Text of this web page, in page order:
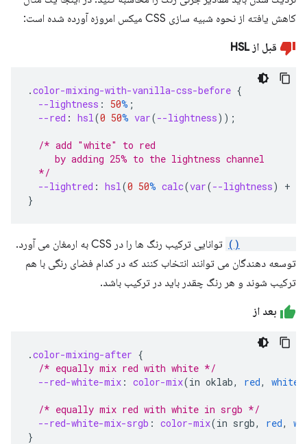
کاهش یافته از نحوه شبیه سازی CSS میکس امروزه آورده شده است:
قبل از HSL
.color-mixing-with-vanilla-css-before {
--lightness : 50% ;
--red : hsl(0 50% var(--lightness));
/* add "white" to red
     by adding 25% to the lightness channel
  */
--lightred : hsl(0 50% calc(var(--lightness) +
}
توانایی ترکیب رنگ ها را در CSS به ارمغان می آورد.
توسعه دهندگان می توانند انتخاب کنند که در کدام فضای رنگی با هم
ترکیب شوند و هر رنگ چقدر باید در ترکیب باشد.
بعد از
.color-mixing-after {
/* equally mix red with white */
--red-white-mix : color-mix(in oklab, red, white
/* equally mix red with white in srgb */
--red-white-mix-srgb : color-mix(in srgb, red,
}